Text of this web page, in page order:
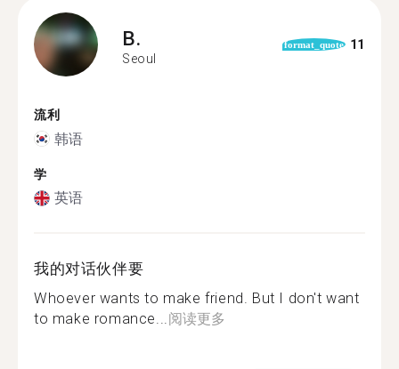
B.
Seoul
format_quote 11
流利
韩语
学
英语
我的对话伙伴要
Whoever wants to make friend. But I don't want
to make romance...阅读更多